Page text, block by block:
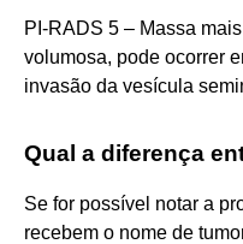
PI-RADS 5 – Massa
volumosa, pode ocorrer
invasão da vesícula
Qual a diferença
Se for possível notar a
recebem o nome de